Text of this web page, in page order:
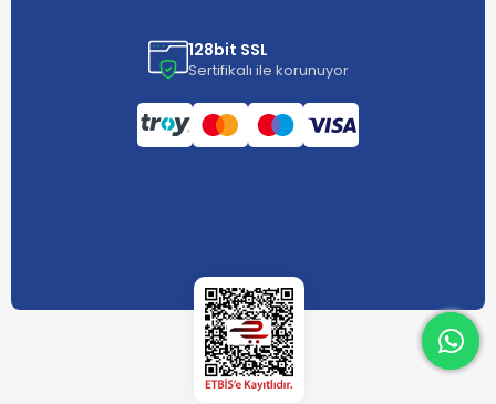
128bit SSL
Sertifikalı ile korunuyor